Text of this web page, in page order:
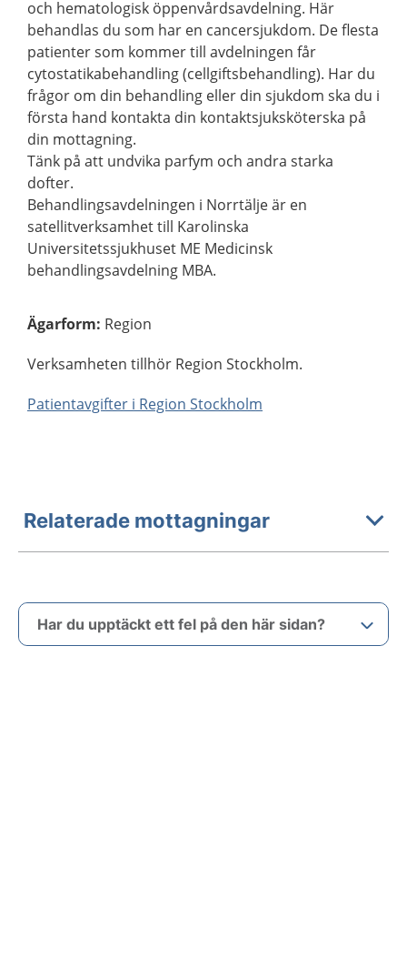
och hematologisk öppenvårdsavdelning. Här
behandlas du som har en cancersjukdom. De flesta
patienter som kommer till avdelningen får
cytostatikabehandling (cellgiftsbehandling). Har du
frågor om din behandling eller din sjukdom ska du i
första hand kontakta din kontaktsjuksköterska på
din mottagning.
Tänk på att undvika parfym och andra starka
dofter.
Behandlingsavdelningen i Norrtälje är en
satellitverksamhet till Karolinska
Universitetssjukhuset ME Medicinsk
behandlingsavdelning MBA.
Ägarform: Region
Verksamheten tillhör Region Stockholm.
Patientavgifter i Region Stockholm
Relaterade mottagningar
Har du upptäckt ett fel på den här sidan?